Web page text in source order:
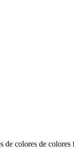
colores de